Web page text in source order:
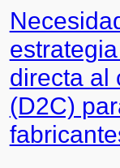
directa al
(D2C)